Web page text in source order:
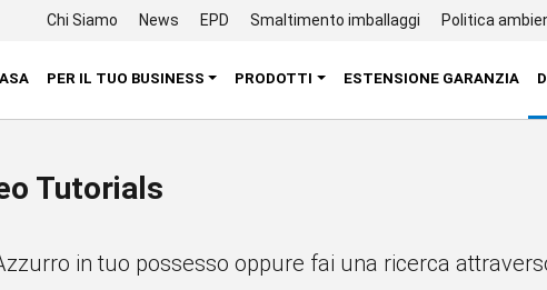
Chi Siamo News EPD Smaltimento imballaggi Politica
PER IL TUO BUSINESS PRODOTTI ESTENSIONE GARANZIA
Tutorials
in tuo possesso oppure fai una ricerca